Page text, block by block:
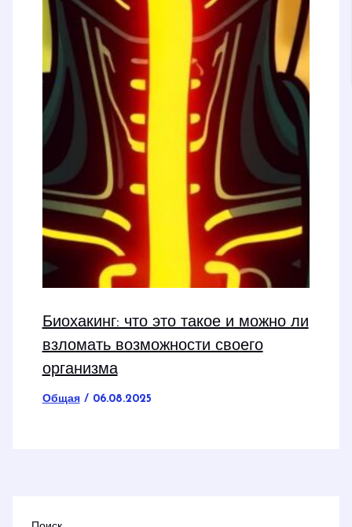
Биохакинг: что это такое и можно ли
взломать возможности своего
организма
Общая/ 06.08.2025